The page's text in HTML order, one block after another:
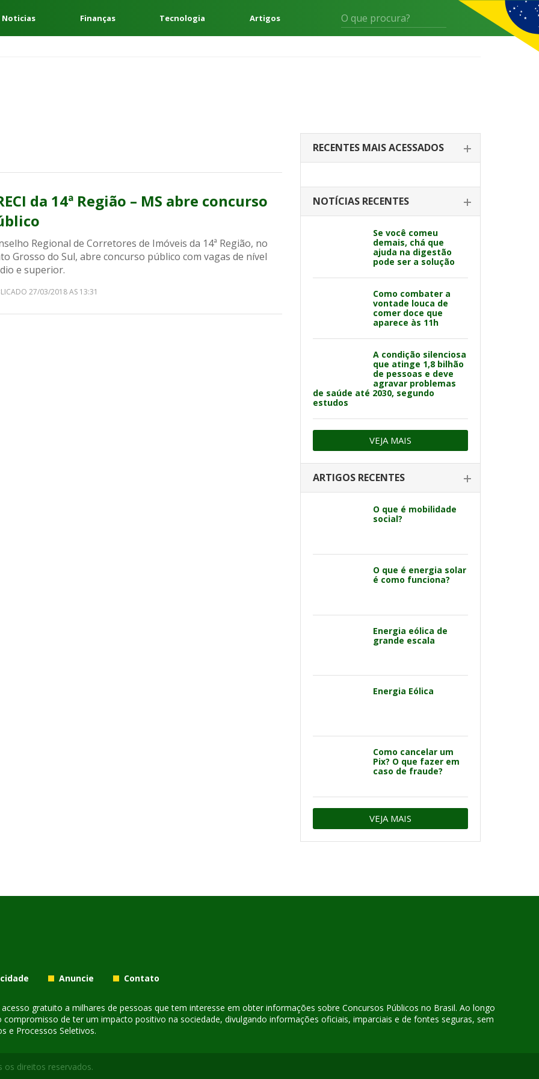
Noticias Finanças Tecnologia Artigos
da 14ª Região – MS abre concurso
Regional de Corretores de Imóveis da 14ª Região, no
Grosso do Sul, abre concurso público com vagas de nível
e superior.
27/03/2018 AS 13:31
RECENTES MAIS ACESSADOS
NOTÍCIAS RECENTES
Se você comeu
demais, chá que
ajuda na digestão
pode ser a solução
Como combater a
vontade louca de
comer doce que
aparece às 11h
A condição silenciosa
que atinge 1,8 bilhão
de pessoas e deve
agravar problemas
de saúde até 2030, segundo
estudos
VEJA MAIS
ARTIGOS RECENTES
O que é mobilidade
social?
O que é energia solar
é como funciona?
Energia eólica de
grande escala
Energia Eólica
Como cancelar um
Pix? O que fazer em
caso de fraude?
VEJA MAIS
Anuncie Contato
gratuito a milhares de pessoas que tem interesse em obter informações sobre Concursos Públicos no Brasil. Ao longo
de ter um impacto positivo na sociedade, divulgando informações oficiais, imparciais e de fontes seguras, sem
e Processos Seletivos.
os direitos reservados.